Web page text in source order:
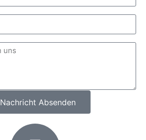
Nachricht Absenden